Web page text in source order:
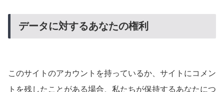
データに対するあなたの権利
このサイトのアカウントを持っているか、サイトにコメン
トを残したことがある場合、私たちが保持するあなたにつ